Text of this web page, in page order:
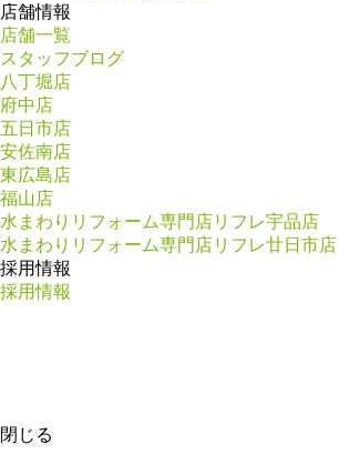
店舗情報
店舗一覧
スタッフブログ
八丁堀店
府中店
五日市店
安佐南店
東広島店
福山店
水まわりリフォーム専門店リフレ宇品店
水まわりリフォーム専門店リフレ廿日市店
採用情報
採用情報
閉じる